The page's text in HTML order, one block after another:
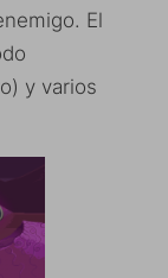
El
y varios